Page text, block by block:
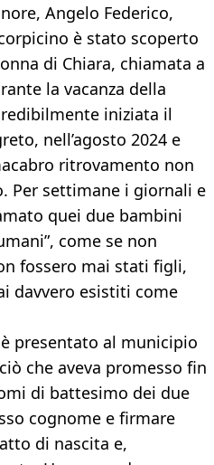
Angelo Federico,
è stato scoperto
di Chiara, chiamata a
la vacanza della
iniziata il
nell’agosto 2024 e
ritrovamento non
Per settimane i giornali e
quei due bambini
come se non
fossero mai stati figli,
davvero esistiti come
presentato al municipio
che aveva promesso fin
di battesimo dei due
cognome e firmare
di nascita e,